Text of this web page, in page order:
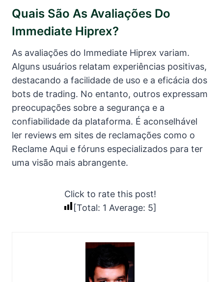
Quais São As Avaliações Do
Immediate Hiprex?
As avaliações do Immediate Hiprex variam.
Alguns usuários relatam experiências positivas,
destacando a facilidade de uso e a eficácia dos
bots de trading. No entanto, outros expressam
preocupações sobre a segurança e a
confiabilidade da plataforma. É aconselhável
ler reviews em sites de reclamações como o
Reclame Aqui e fóruns especializados para ter
uma visão mais abrangente.
Click to rate this post!
[Total: 1 Average: 5]